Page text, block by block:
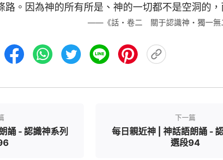
。因為神的所有所是、神的一切都不是空洞的，
——《話・卷二 關于認識神・獨一無
誦 - 認識神系列
下一篇
每日親近神 | 神話語朗誦 -
選段94